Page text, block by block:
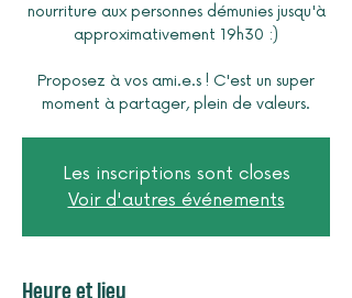
nourriture aux personnes démunies jusqu'à
approximativement 19h30 :)
Proposez à vos ami.e.s ! C'est un super
moment à partager, plein de valeurs.
Les inscriptions sont closes
Voir d'autres événements
Heure et lieu